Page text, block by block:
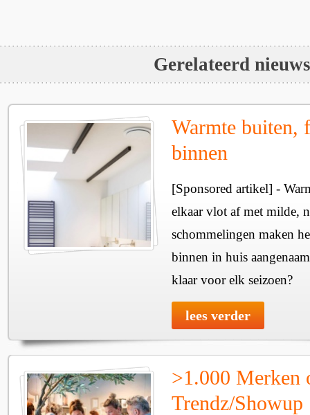
Gerelateerd nieuws
Warmte buiten,
binnen
[Sponsored artikel] -
elkaar vlot af met milde,
schommelingen maken
binnen in huis
klaar voor elk seizoen?
lees verder
>1.000 Merken
Trendz/Showup